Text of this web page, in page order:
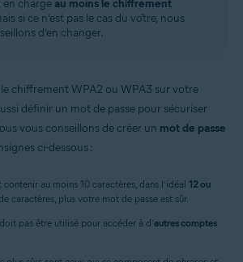
charge au moins le chiffrement
si ce n’est pas le cas du vôtre, nous
d’en changer.
chiffrement WPA2 ou WPA3 sur votre
définir un mot de passe pour sécuriser
vous conseillons de créer un mot de passe
ci-dessous :
au moins 10 caractères, dans l’idéal 12 ou
caractères, plus votre mot de passe est sûr.
pas être utilisé pour accéder à d’autres comptes